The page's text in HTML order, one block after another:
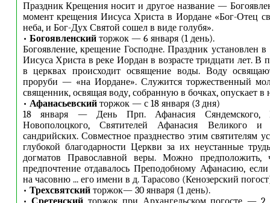
Праздник Крещения носит и другое название —
момент крещения Иисуса Христа в Иордане «Бог-Отец
неба, и Бог-Дух Святой сошел в виде голубя».
• Богоявленскийторжок — 6 января (1 день).
Богоявление, крещение Господне. Праздник установлен
Иисуса Христа в реке Иордан в возрасте тридцати лет. В
в церквах происходит освящение воды. Воду
проруби — «на Иордане». Служится торжественный
священник, освящая воду, собранную в бочках, опускает в
• Афанасьевский торжок — с 18 января (3 дня)
18 января — День Прп. Афанасия Сяндемского,
Новополоцкого, Святителей Афанасия Великого
сандрийских. Совместное празднество этим святителям
глубокой благодарности Церкви за их неустанные
догматов Православной веры. Можно предположить,
предпочтение отдавалось Преподобному Афанасию, если
на часовню ... его имени в д. Тарасово (Кенозерский
• Трехсвятский торжок— 30 января (1 день).